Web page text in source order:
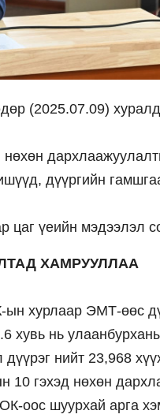
(2025.07.09)
дүүргийн
цаг үеийн мэдээлэл
ХАМРУУЛЛАА
хурлаар ЭМТ-өөс
хувь нь
нийт 23,968
гэхэд нөхөн
оос шуурхай арга